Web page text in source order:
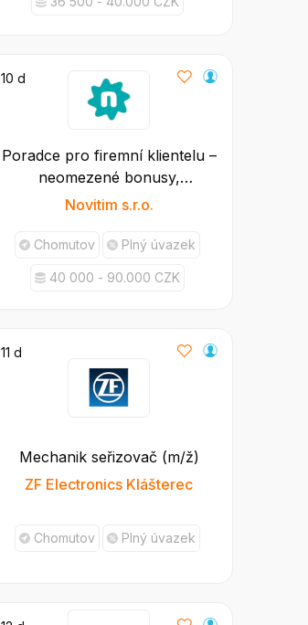
10 d
Poradce pro firemní klientelu –
neomezené bonusy,
spolupráce na IČO
Novitim s.r.o.
Chomutov Plný úvazek
40 000 - 90.000 CZK
11 d
Mechanik seřizovač (m/ž)
ZF Electronics Klášterec
Chomutov Plný úvazek